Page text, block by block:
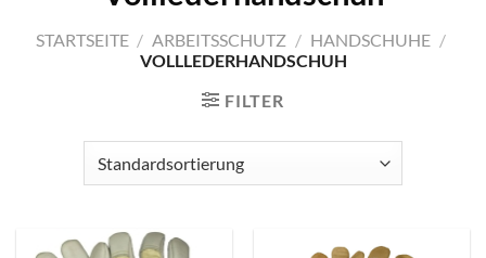
STARTSEITE / ARBEITSSCHUTZ / HANDSCHUHE /
VOLLLEDERHANDSCHUH
FILTER